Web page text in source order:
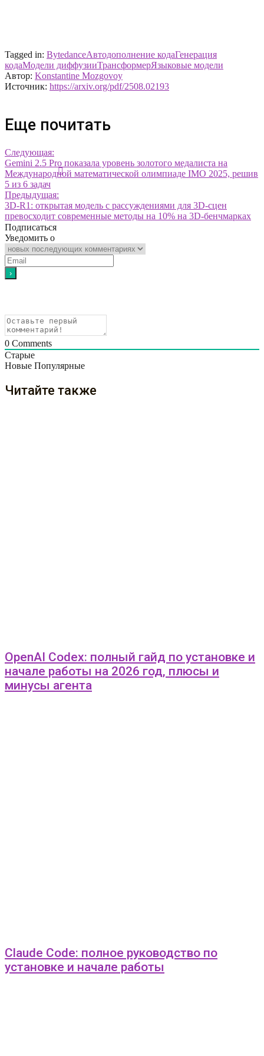
Tagged in: BytedanceАвтодополнение кодаГенерация
кодаМодели диффузииТрансформерЯзыковые модели
Автор: Konstantine Mozgovoy
Источник: https://arxiv.org/pdf/2508.02193
Еще почитать
Следующая:
Gemini 2.5 Pro показала уровень золотого медалиста на
Международной математической олимпиаде IMO 2025, решив
5 из 6 задач
Предыдущая:
3D-R1: открытая модель с рассуждениями для 3D-сцен
превосходит современные методы на 10% на 3D-бенчмарках
Подписаться
Уведомить о
0 Comments
Старые
Новые Популярные
Читайте также
OpenAI Codex: полный гайд по установке и
начале работы на 2026 год, плюсы и
минусы агента
Claude Code: полное руководство по
установке и начале работы